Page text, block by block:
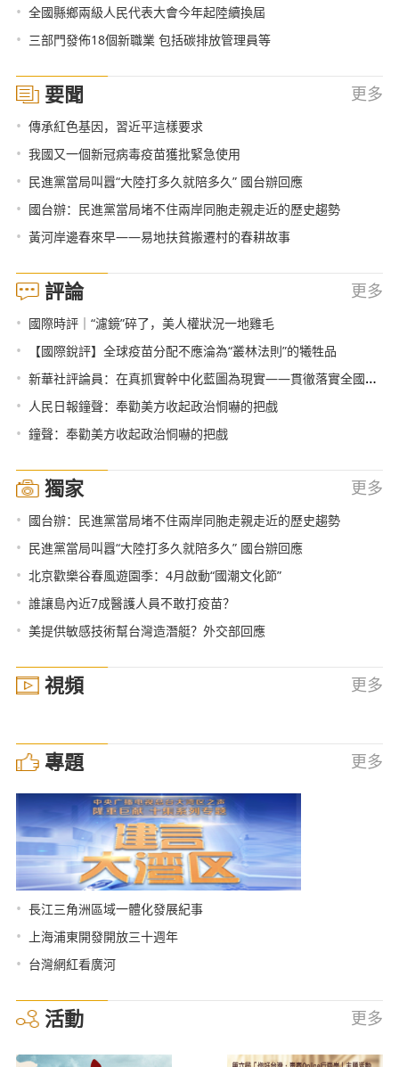
• 全國縣鄉兩級人民代表大會今年起陸續換屆
• 三部門發佈18個新職業 包括碳排放管理員等
要聞 更多
• 傳承紅色基因，習近平這樣要求
• 我國又一個新冠病毒疫苗獲批緊急使用
• 民進黨當局叫囂“大陸打多久就陪多久” 國台辦回應
• 國台辦：民進黨當局堵不住兩岸同胞走親走近的歷史趨勢
• 黃河岸邊春來早——易地扶貧搬遷村的春耕故事
評論 更多
• 國際時評｜“濾鏡”碎了，美人權狀況一地雞毛
• 【國際銳評】全球疫苗分配不應淪為“叢林法則”的犧牲品
• 新華社評論員：在真抓實幹中化藍圖為現實——貫徹落實全國兩會精神
• 人民日報鐘聲：奉勸美方收起政治恫嚇的把戲
• 鐘聲：奉勸美方收起政治恫嚇的把戲
獨家 更多
• 國台辦：民進黨當局堵不住兩岸同胞走親走近的歷史趨勢
• 民進黨當局叫囂“大陸打多久就陪多久” 國台辦回應
• 北京歡樂谷春風遊園季：4月啟動“國潮文化節”
• 誰讓島內近7成醫護人員不敢打疫苗？
• 美提供敏感技術幫台灣造潛艇？外交部回應
視頻 更多
專題 更多
• 長江三角洲區域一體化發展紀事
• 上海浦東開發開放三十週年
• 台灣網紅看廣河
活動 更多